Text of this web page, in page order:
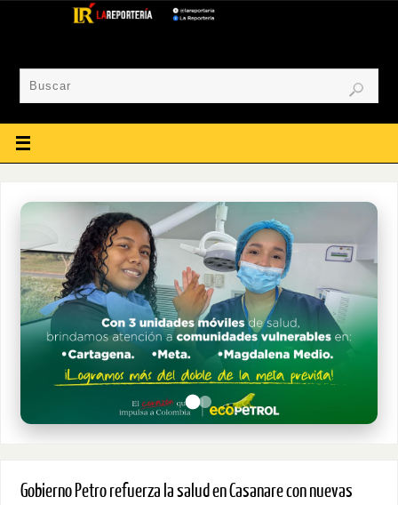
Gobierno Petro refuerza la salud en Casanare con nuevas